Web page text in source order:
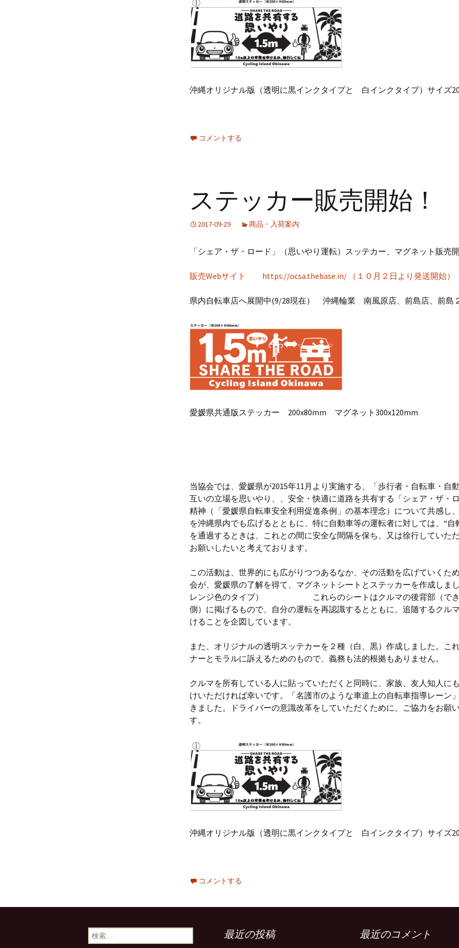
沖縄オリジナル版（透明に黒インクタイプと 白インクタイプ）サイズ
コメントする
ステッカー販売開始！
2017-09-29 商品・入荷案内
「シェア・ザ・ロード」（思いやり運転）スッテカー、マグネット販売開
販売Webサイト https://ocsa.thebase.in/ （１０月２日より発送開始）
県内自転車店へ展開中(9/28現在） 沖縄輪業 南風原店、前島店、前島
愛媛県共通版ステッカー 200x80mm マグネット300x120mm
当協会では、愛媛県が2015年11月より実施する、「歩行者・自転車・自
互いの立場を思いやり、、安全・快適に道路を共有する「シェア・ザ・
精神（「愛媛県自転車安全利用促進条例」の基本理念）について共感し
を沖縄県内でも広げるとともに、特に自動車等の運転者に対しては、“自
を通過するときは、これとの間に安全な間隔を保ち、又は徐行していただ
お願いしたいと考えております。
この活動は、世界的にも広がりつつあるなか、その活動を広げていくた
会が、愛媛県の了解を得て、マグネットシートとステッカーを作成しま
レンジ色のタイプ） これらのシートはクルマの後背部（でき
側）に掲げるもので、自分の運転を再認識するとともに、追随するクル
けることを企図しています。
また、オリジナルの透明スッテカーを２種（白、黒）作成しました。こ
ナーとモラルに訴えるためのもので、義務も法的根拠もありません。
クルマを所有している人に貼っていただくと同時に、家族、友人知人に
けいただければ幸いです。「名護市のような車道上の自転車指導レーン
きました。ドライバーの意識改革をしていただくために、ご協力をお願
す。
沖縄オリジナル版（透明に黒インクタイプと 白インクタイプ）サイズ
コメントする
検
索:
最近の投稿 最近のコメント